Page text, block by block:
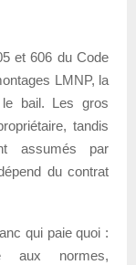
et 606 du Code
LMNP, la
bail. Les gros
tandis
assumés par
du contrat
qui paie quoi :
aux normes,